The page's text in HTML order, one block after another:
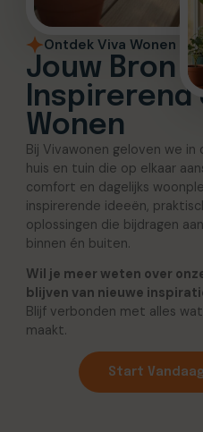
Ontdek Viva Wonen
Jouw Bron
Inspirerend
Wonen
Bij Vivawonen geloven we in
huis en tuin die op elkaar
comfort en dagelijks
inspirerende ideeën,
oplossingen die bijdragen
binnen én buiten.
Wil je meer weten over
blijven van nieuwe
Blijf verbonden met alles
maakt.
Start